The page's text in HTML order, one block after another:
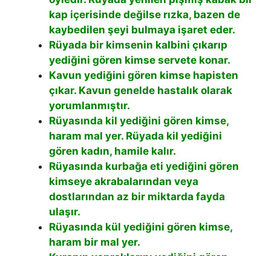
kap içerisinde değilse rızka, bazen de
kaybedilen şeyi bulmaya işaret eder.
Rüyada bir kimsenin kalbini çıkarıp
yediğini gören kimse servete konar.
Kavun yediğini gören kimse hapisten
çıkar. Kavun genelde hastalık olarak
yorumlanmıştır.
Rüyasında kil yediğini gören kimse,
haram mal yer. Rüyada kil yediğini
gören kadın, hamile kalır.
Rüyasında kurbağa eti yediğini gören
kimseye akrabalarından veya
dostlarından az bir miktarda fayda
ulaşır.
Rüyasında kül yediğini gören kimse,
haram bir mal yer.